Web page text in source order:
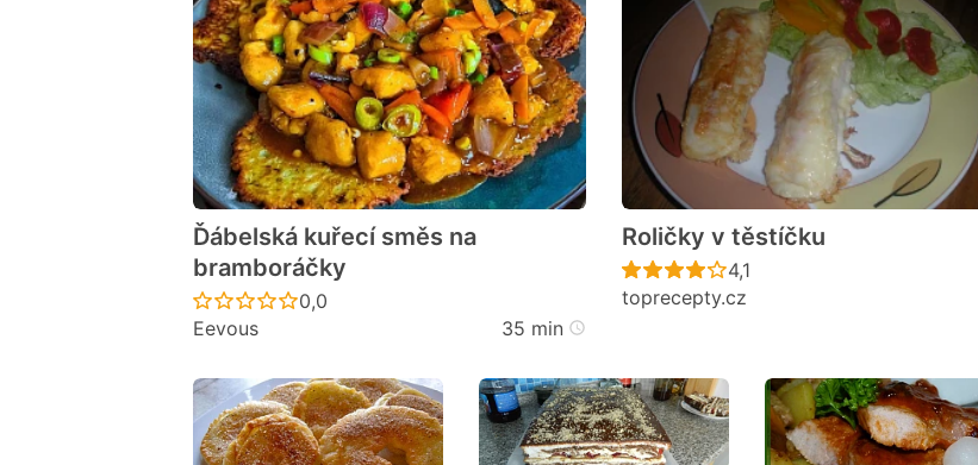
Ďábelská kuřecí směs na
bramboráčky
Recept ještě nebyl hodnocen
0,0
Eevous
35 min
Roličky v těstíčku
Recept ještě nebyl hodnocen
4,1
toprecepty.cz